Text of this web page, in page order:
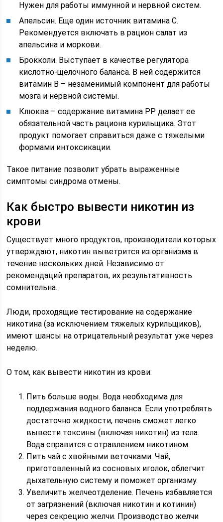
Нужен для работы иммунной и нервной систем.
Апельсин. Еще один источник витамина С.
Рекомендуется включать в рацион салат из
апельсина и моркови.
Брокколи. Выступает в качестве регулятора
кислотно-щелочного баланса. В ней содержится
витамин В – незаменимый компонент для работы
мозга и нервной системы.
Клюква – содержание витамина РР делает ее
обязательной часть рациона курильщика. Этот
продукт помогает справиться даже с тяжелыми
формами интоксикации.
Такое питание позволит убрать выраженные
симптомы синдрома отмены.
Как быстро вывести никотин из
крови
Существует много продуктов, производители которых
утверждают, никотин выветрится из организма в
течение нескольких дней. Независимо от
рекомендаций препаратов, их результативность
сомнительна.
Люди, проходящие тестирование на содержание
никотина (за исключением тяжелых курильщиков),
имеют шансы на отрицательный результат уже через
неделю.
О том, как вывести никотин из крови:
Пить больше воды. Вода необходима для
поддержания водного баланса. Если употреблять
достаточно жидкости, печень сможет легко
вывести токсины (включая никотин) из тела.
Вода справится с отравлением никотином.
Пить чай с хвойными веточками. Чай,
приготовленный из сосновых иголок, облегчит
дыхательную систему и поможет организму.
Увеличить желчеотделение. Печень избавляется
от загрязнений (включая никотин и котинин)
через секрецию желчи. Производство желчи